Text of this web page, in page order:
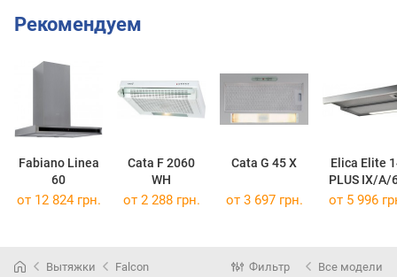
Рекомендуем
Fabiano Linea
60
Cata F 2060
WH
Cata G 45 X
Elica Elite
PLUS IX/A/
от 12 824 грн. от 2 288 грн. от 3 697 грн. от 5 996
Вытяжки Falcon Фильтр Все модели